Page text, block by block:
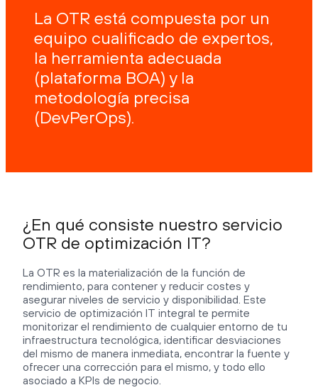
La OTR está compuesta por un
equipo cualificado de expertos,
la herramienta adecuada
(plataforma BOA) y la
metodología precisa
(DevPerOps).
¿En qué consiste nuestro servicio
OTR de optimización IT?
La OTR es la materialización de la función de
rendimiento, para contener y reducir costes y
asegurar niveles de servicio y disponibilidad. Este
servicio de optimización IT integral te permite
monitorizar el rendimiento de cualquier entorno de tu
infraestructura tecnológica, identificar desviaciones
del mismo de manera inmediata, encontrar la fuente y
ofrecer una corrección para el mismo, y todo ello
asociado a KPIs de negocio.